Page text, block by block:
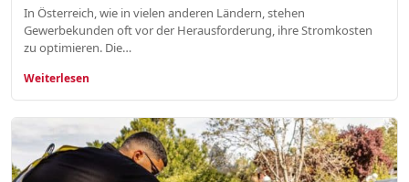
In Österreich, wie in vielen anderen Ländern, stehen
Gewerbekunden oft vor der Herausforderung, ihre Stromkosten
zu optimieren. Die…
Weiterlesen